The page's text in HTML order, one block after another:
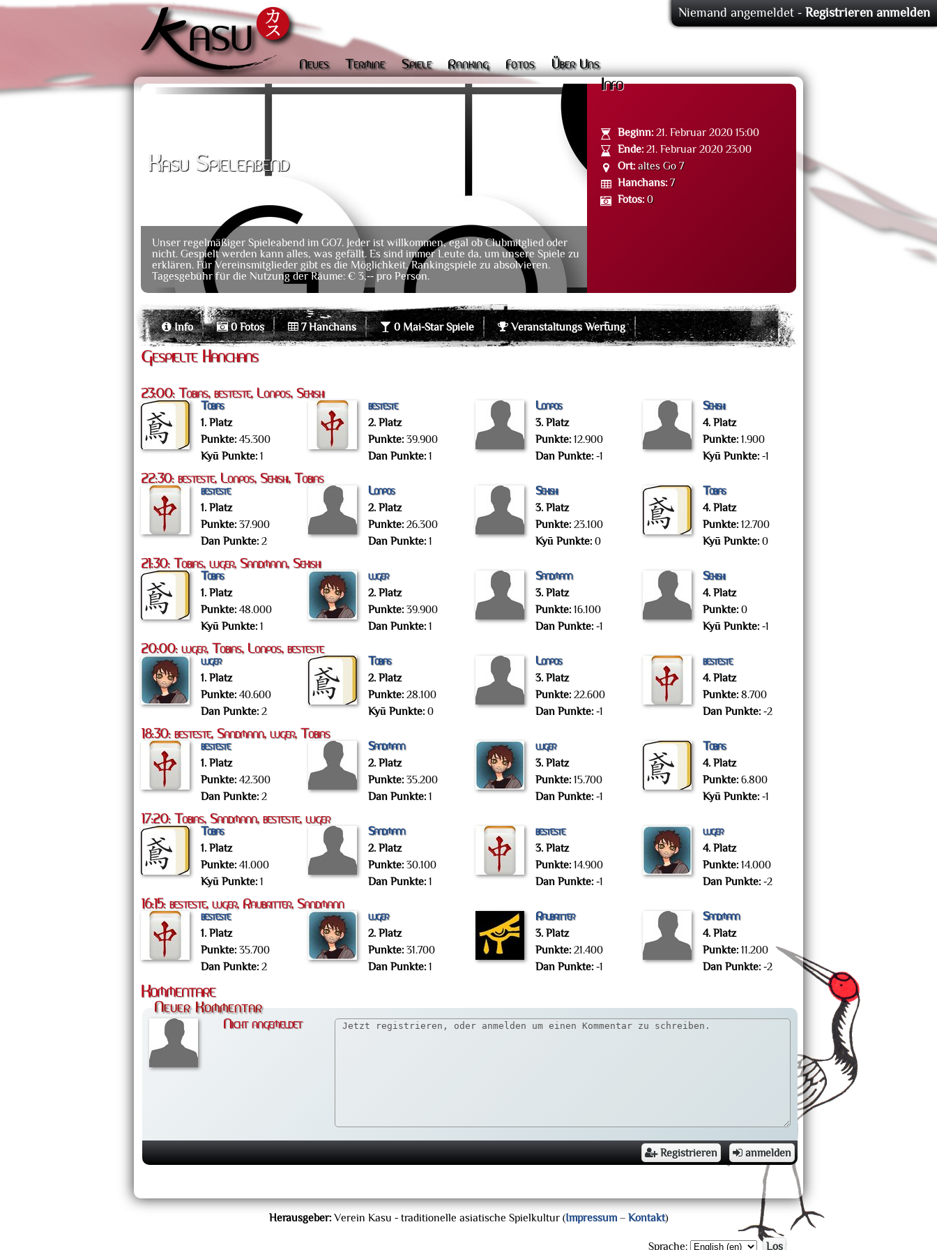
Neues Termine Spiele Ranking Fotos Über Uns
Info
Beginn: 21. Februar 2020 15:00
Ende: 21. Februar 2020 23:00
Ort: altes Go 7
Hanchans: 7
Fotos: 0
Kasu Spieleabend
Unser regelmäßiger Spieleabend im GO7. Jeder ist willkommen, egal ob Clubmitglied oder
nicht. Gespielt werden kann alles, was gefällt. Es sind immer Leute da, um unsere Spiele zu
erklären. Für Vereinsmitglieder gibt es die Möglichkeit, Rankingspiele zu absolvieren.
Tagesgebühr für die Nutzung der Räume: € 3,-- pro Person.
Info 0 Fotos 7 Hanchans 0 Mai-Star Spiele Veranstaltungs Wertung
Gespielte Hanchans
23:00: Tobias, besteste, Lonpos, Sekishi
Tobias
1. Platz
Punkte: 45.300
Kyū Punkte: 1
besteste
2. Platz
Punkte: 39.900
Dan Punkte: 1
Lonpos
3. Platz
Punkte: 12.900
Dan Punkte: -1
Sekishi
4. Platz
Punkte: 1.900
Kyū Punkte: -1
22:30: besteste, Lonpos, Sekishi, Tobias
besteste
1. Platz
Punkte: 37.900
Dan Punkte: 2
Lonpos
2. Platz
Punkte: 26.300
Dan Punkte: 1
Sekishi
3. Platz
Punkte: 23.100
Kyū Punkte: 0
Tobias
4. Platz
Punkte: 12.700
Kyū Punkte: 0
21:30: Tobias, luger, Sandmann, Sekishi
Tobias
1. Platz
Punkte: 48.000
Kyū Punkte: 1
luger
2. Platz
Punkte: 39.900
Dan Punkte: 1
Sandmann
3. Platz
Punkte: 16.100
Dan Punkte: -1
Sekishi
4. Platz
Punkte: 0
Kyū Punkte: -1
20:00: luger, Tobias, Lonpos, besteste
luger
1. Platz
Punkte: 40.600
Dan Punkte: 2
Tobias
2. Platz
Punkte: 28.100
Kyū Punkte: 0
Lonpos
3. Platz
Punkte: 22.600
Dan Punkte: -1
besteste
4. Platz
Punkte: 8.700
Dan Punkte: -2
18:30: besteste, Sandmann, luger, Tobias
besteste
1. Platz
Punkte: 42.300
Dan Punkte: 2
Sandmann
2. Platz
Punkte: 35.200
Dan Punkte: 1
luger
3. Platz
Punkte: 15.700
Dan Punkte: -1
Tobias
4. Platz
Punkte: 6.800
Kyū Punkte: -1
17:20: Tobias, Sandmann, besteste, luger
Tobias
1. Platz
Punkte: 41.000
Kyū Punkte: 1
Sandmann
2. Platz
Punkte: 30.100
Dan Punkte: 1
besteste
3. Platz
Punkte: 14.900
Dan Punkte: -1
luger
4. Platz
Punkte: 14.000
Dan Punkte: -2
16:15: besteste, luger, Raubritter, Sandmann
besteste
1. Platz
Punkte: 35.700
Dan Punkte: 2
luger
2. Platz
Punkte: 31.700
Dan Punkte: 1
Raubritter
3. Platz
Punkte: 21.400
Dan Punkte: -1
Sandmann
4. Platz
Punkte: 11.200
Dan Punkte: -2
Kommentare
Neuer Kommentar
Nicht angemeldet
Registrieren anmelden
Herausgeber:Verein Kasu - traditionelle asiatische Spielkultur (Impressum – Kontakt)
Sprache: Los
Niemand angemeldet -Registrieren anmelden